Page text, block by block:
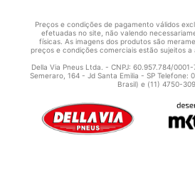
Preços e condições de pagamento válidos
efetuadas no site, não valendo
físicas. As imagens dos produtos são
preços e condições comerciais estão sujeitos a
Della Via Pneus Ltda. - CNPJ: 60.957.784/
Semeraro, 164 - Jd Santa Emilia - SP
Brasil) e (11) 4750-